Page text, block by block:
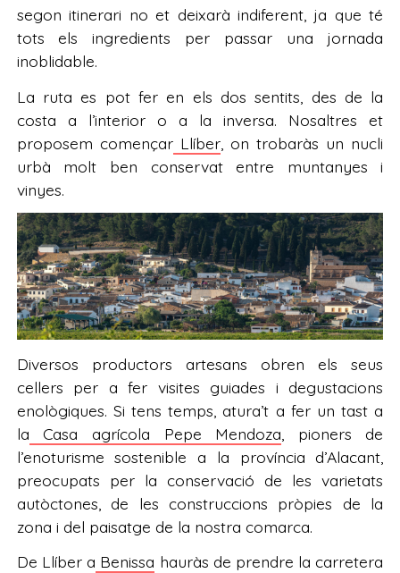
segon itinerari no et deixarà indiferent, ja que té
tots els ingredients per passar una jornada
inoblidable.
La ruta es pot fer en els dos sentits, des de la
costa a l’interior o a la inversa. Nosaltres et
proposem començarLlíber, on trobaràs un nucli
urbà molt ben conservat entre muntanyes i
vinyes.
Diversos productors artesans obren els seus
cellers per a fer visites guiades i degustacions
enològiques. Si tens temps, atura’t a fer un tast a
la Casa agrícola Pepe Mendoza , pioners de
l’enoturisme sostenible a la província d’Alacant,
preocupats per la conservació de les varietats
autòctones, de les construccions pròpies de la
zona i del paisatge de la nostra comarca.
De Llíber a Benissa hauràs de prendre la carretera